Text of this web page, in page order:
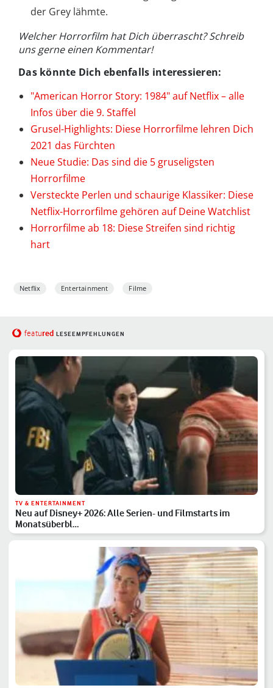
der Grey lähmte.
Welcher Horrorfilm hat Dich überrascht? Schreib
uns gerne einen Kommentar!
Das könnte Dich ebenfalls interessieren:
"American Horror Story: 1984" auf Netflix – alle
Infos über die 9. Staffel
Grusel-Highlights: Diese Horrorfilme lehren Dich
2021 das Fürchten
Neue Studie: Das sind die 5 gruseligsten
Horrorfilme
Versteckte Perlen und schaurige Klassiker: Diese
Netflix-Horrorfilme gehören auf Deine Watchlist
Horrorfilme ab 18: Diese Streifen sind richtig
hart
Netflix Entertainment Filme
featured LESEEMPFEHLUNGEN
TV & ENTERTAINMENT
Neu auf Disney+ 2026: Alle Serien- und Filmstarts im
Monatsüberbl…